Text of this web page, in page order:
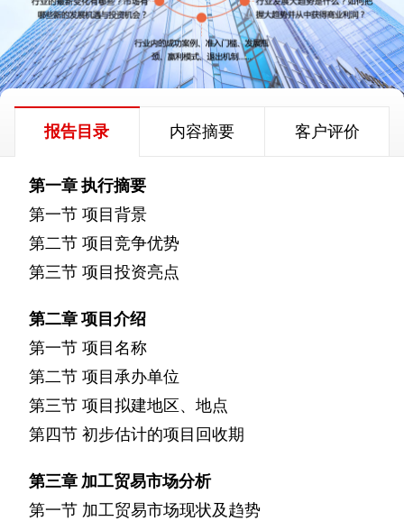
报告目录 内容摘要 客户评价
第一章执行摘要
第一节 项目背景
第二节 项目竞争优势
第三节 项目投资亮点
第二章项目介绍
第一节 项目名称
第二节 项目承办单位
第三节 项目拟建地区、地点
第四节 初步估计的项目回收期
第三章 加工贸易市场分析
第一节 加工贸易市场现状及趋势